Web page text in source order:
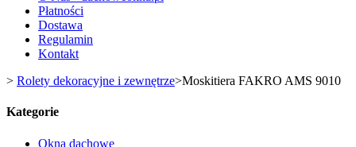
Płatności
Dostawa
Regulamin
Kontakt
> Rolety dekoracyjne i zewnętrze>Moskitiera FAKRO AMS 9010
Kategorie
Okna dachowe